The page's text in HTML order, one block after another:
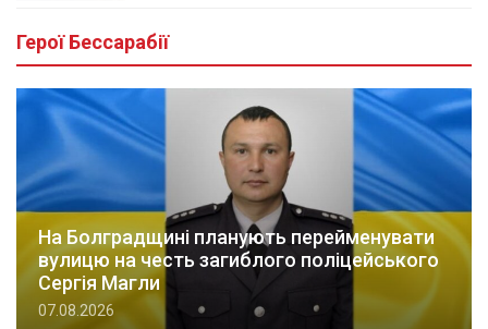
Герої Бессарабії
На Болградщині планують перейменувати
вулицю на честь загиблого поліцейського
Сергія Магли
07.08.2026